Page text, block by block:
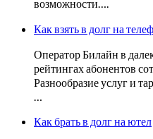
возможности….
Как взять в долг на
Оператор Билайн в
рейтингах абонентов
Разнообразие услуг и
…
Как брать в долг на ютел